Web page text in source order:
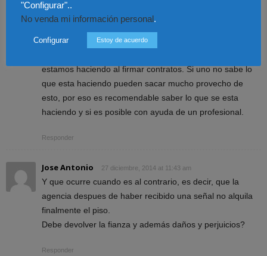
Responder
Gaston 6 diciembre, 2013 at 4:38 am
estamos haciendo al firmar contratos. Si uno no sabe lo
que esta haciendo pueden sacar mucho provecho de
esto, por eso es recomendable saber lo que se esta
haciendo y si es posible con ayuda de un profesional.
Responder
Jose Antonio 27 diciembre, 2014 at 11:43 am
Y que ocurre cuando es al contrario, es decir, que la
agencia despues de haber recibido una señal no alquila
finalmente el piso.
Debe devolver la fianza y además daños y perjuicios?
Responder
"Configurar"..
No venda mi información personal .
Configurar Estoy de acuerdo